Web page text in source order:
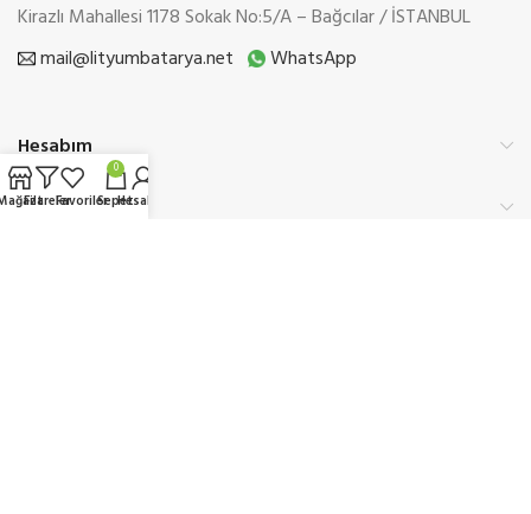
Kirazlı Mahallesi 1178 Sokak No:5/A – Bağcılar / İSTANBUL
mail@lityumbatarya.net
WhatsApp
Hesabım
Kurumsal
FiltrelerFavoriler
0
SepetHesabım